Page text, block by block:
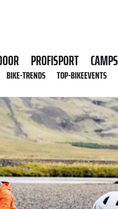
PROFISPORT CAMPS
BIKE-TRENDS TOP-BIKEEVENTS